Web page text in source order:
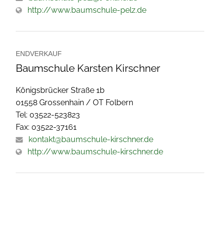
http://www.baumschule-pelz.de
ENDVERKAUF
Baumschule Karsten Kirschner
Königsbrücker Straße 1b
01558 Grossenhain / OT Folbern
Tel: 03522-523823
Fax: 03522-37161
kontakt@baumschule-kirschner.de
http://www.baumschule-kirschner.de